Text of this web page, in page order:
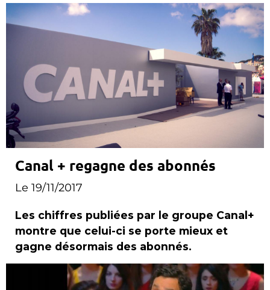
Canal + regagne des abonnés
Le 19/11/2017
Les chiffres publiées par le groupe Canal+
montre que celui-ci se porte mieux et
gagne désormais des abonnés.